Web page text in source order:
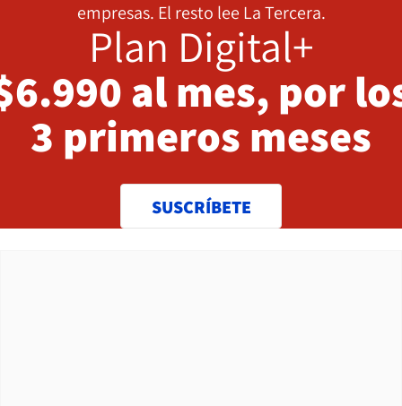
empresas. El resto lee La Tercera.
Plan Digital+
al mes, por
3 primeros meses
SUSCRÍBETE